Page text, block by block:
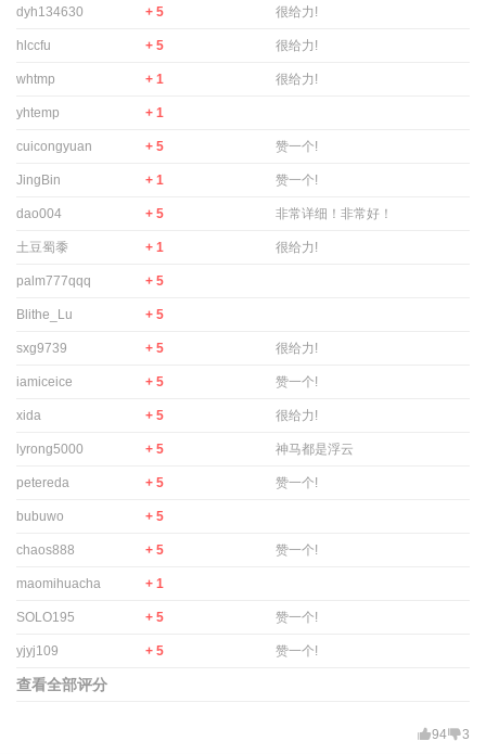
dyh134630 + 5 很给力!
hlccfu + 5 很给力!
whtmp + 1 很给力!
yhtemp + 1
cuicongyuan + 5 赞一个!
JingBin + 1 赞一个!
dao004 + 5 非常详细！非常好！
土豆蜀黍 + 1 很给力!
palm777qqq + 5
Blithe_Lu + 5
sxg9739 + 5 很给力!
iamiceice + 5 赞一个!
xida + 5 很给力!
lyrong5000 + 5 神马都是浮云
petereda + 5 赞一个!
bubuwo + 5
chaos888 + 5 赞一个!
maomihuacha + 1
SOLO195 + 5 赞一个!
yjyj109 + 5 赞一个!
查看全部评分
94 3